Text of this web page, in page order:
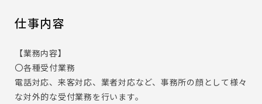
仕事内容
【業務内容】
〇各種受付業務
電話対応、来客対応、業者対応など、事務所の顔として様々
な対外的な受付業務を行います。